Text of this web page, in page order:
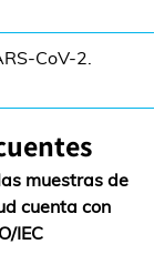
CoV-2.
muestras de
cuenta con
IEC